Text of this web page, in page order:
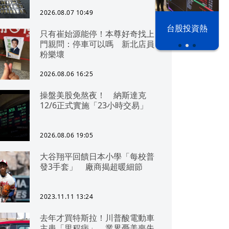
漢光42演習 台股投資熱
2026.08.07 10:49
只有崔始源能停！本尊好奇找上
門親問：停車可以嗎 新北店員
粉樂壞
2026.08.06 16:25
操盤美股免熬夜！ 納斯達克
12/6正式實施「23小時交易」
2026.08.06 19:05
大谷翔平回饋日本小學「每校普
發3手套」 廠商揭超暖細節
2023.11.11 13:24
去年才買特斯拉！川普酸電動車